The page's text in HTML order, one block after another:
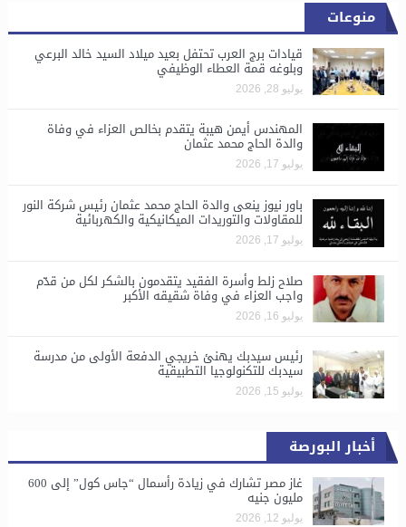
منوعات
قيادات برج العرب تحتفل بعيد ميلاد السيد خالد البرعي
وبلوغه قمة العطاء الوظيفي
يوليو 28, 2026
المهندس أيمن هيبة يتقدم بخالص العزاء في وفاة
والدة الحاج محمد عثمان
يوليو 17, 2026
باور نيوز ينعى والدة الحاج محمد عثمان رئيس شركة النور
للمقاولات والتوريدات الميكانيكية والكهربائية
يوليو 17, 2026
صلاح زلط وأسرة الفقيد يتقدمون بالشكر لكل من قدّم
واجب العزاء في وفاة شقيقه الأكبر
يوليو 16, 2026
رئيس سيدبك يهنئ خريجي الدفعة الأولى من مدرسة
سيدبك للتكنولوجيا التطبيقية
يوليو 15, 2026
أخبار البورصة
غاز مصر تشارك في زيادة رأسمال “جاس كول” إلى 600
مليون جنيه
يوليو 12, 2026